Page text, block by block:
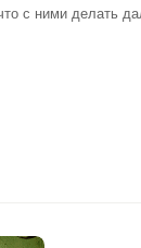
с ними делать